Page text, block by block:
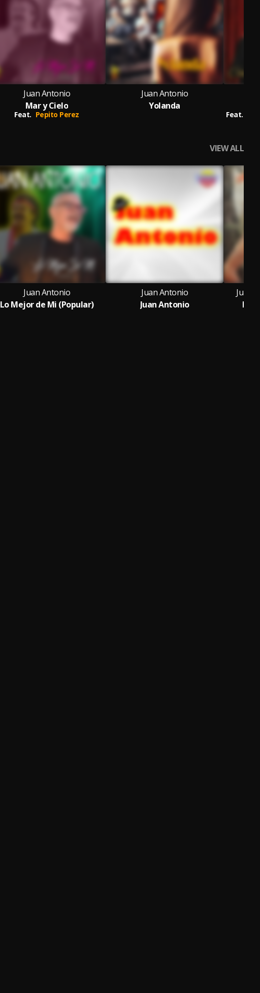
Juan Antonio
Mar y Cielo
Feat. Pepito Perez
Juan Antonio
Yolanda
Feat.
VIEW ALL
Juan Antonio
Lo Mejor de Mi (Popular)
Juan Antonio
Juan Antonio
Juan